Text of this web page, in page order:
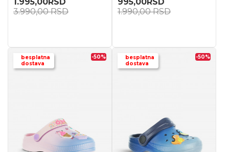
3.990,00RSD
1.990,00RSD
besplatna
dostava
-50%
besplatna
dostava
-50%